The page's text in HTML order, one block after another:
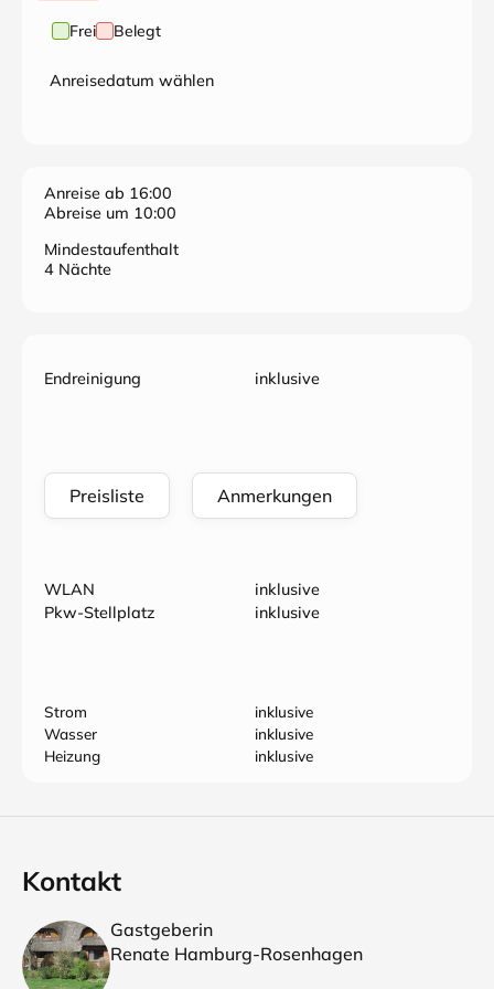
Frei Belegt
Anreisedatum wählen
Anreise ab 16:00
Abreise um 10:00
Mindestaufenthalt
4 Nächte
Endreinigung inklusive
Preisliste Anmerkungen
WLAN
inklusive
Pkw-Stellplatz
inklusive
Strom
inklusive
Wasser
inklusive
Heizung
inklusive
Kontakt
Gastgeberin
Renate Hamburg-Rosenhagen